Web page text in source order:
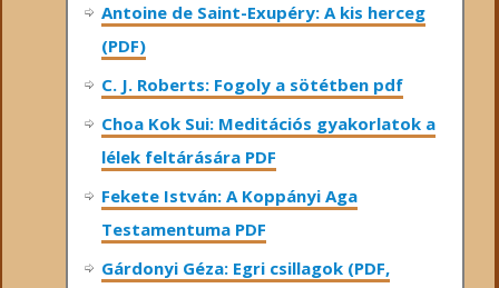
Antoine de Saint-Exupéry: A kis herceg
(PDF)
C. J. Roberts: Fogoly a sötétben pdf
Choa Kok Sui: Meditációs gyakorlatok a
lélek feltárására PDF
Fekete István: A Koppányi Aga
Testamentuma PDF
Gárdonyi Géza: Egri csillagok (PDF,